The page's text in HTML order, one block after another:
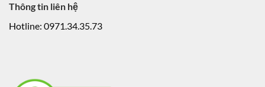
Thông tin liên hệ
Hotline: 0971.34.35.73